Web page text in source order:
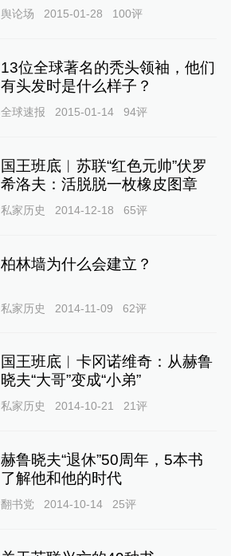
舆论场 2015-01-28 100评
13位全球著名的秃头领袖，他们
有头发时是什么样子？
全球速报 2015-01-14 94评
国王班底︱苏联“红色元帅”伏罗
希洛夫：活脱脱一枚橡皮图章
私家历史 2014-12-18 65评
柏林墙为什么会建立？
私家历史 2014-11-09 62评
国王班底︱卡冈诺维奇：从赫鲁
晓夫“大哥”变成“小弟”
私家历史 2014-10-21 21评
赫鲁晓夫“退休”50周年，5本书
了解他和他的时代
翻书党 2014-10-14 25评